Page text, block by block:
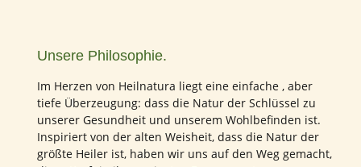
Unsere Philosophie.
Im Herzen von Heilnatura liegt eine einfache , aber
tiefe Überzeugung: dass die Natur der Schlüssel zu
unserer Gesundheit und unserem Wohlbefinden ist.
Inspiriert von der alten Weisheit, dass die Natur der
größte Heiler ist, haben wir uns auf den Weg gemacht,